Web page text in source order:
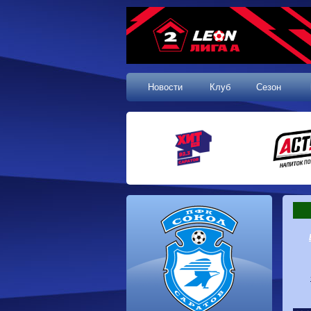
Новости Клуб Сезон
1 тур, 19.07.2026
1-1
Калуга
Динамо
0-0
Волгарь
0-0
Динамо-Брянск
2-1
Алания
1-2 Сибирь